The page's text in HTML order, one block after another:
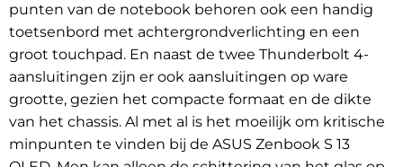
punten van de notebook behoren ook een handig
toetsenbord met achtergrondverlichting en een
groot touchpad. En naast de twee Thunderbolt 4-
aansluitingen zijn er ook aansluitingen op ware
grootte, gezien het compacte formaat en de dikte
van het chassis. Al met al is het moeilijk om kritische
minpunten te vinden bij de ASUS Zenbook S 13